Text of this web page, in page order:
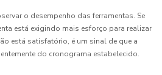
o desempenho das ferramentas. Se
está exigindo mais esforço para realizar
está satisfatório, é um sinal de que a
do cronograma estabelecido.